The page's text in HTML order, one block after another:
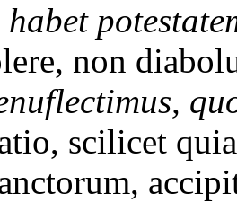
habet
non
scilicet